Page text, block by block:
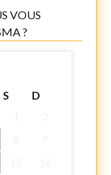
VOUS
?
S D